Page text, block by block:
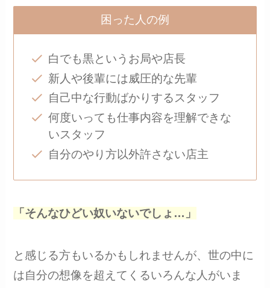
困った人の例
白でも黒というお局や店長
新人や後輩には威圧的な先輩
自己中な行動ばかりするスタッフ
何度いっても仕事内容を理解できな
いスタッフ
自分のやり方以外許さない店主
「そんなひどい奴いないでしょ…」
と感じる方もいるかもしれませんが、世の中に
は自分の想像を超えてくるいろんな人がいま